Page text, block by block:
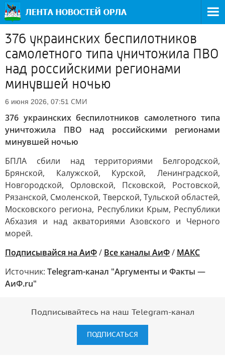
376 украинских беспилотников
самолетного типа уничтожила ПВО
над российскими регионами
минувшей ночью
6 июня 2026, 07:51 СМИ
376 украинских беспилотников самолетного типа
уничтожила ПВО над российскими регионами
минувшей ночью
БПЛА сбили над территориями Белгородской,
Брянской, Калужской, Курской, Ленинградской,
Новгородской, Орловской, Псковской, Ростовской,
Рязанской, Смоленской, Тверской, Тульской областей,
Московского региона, Республики Крым, Республики
Абхазия и над акваториями Азовского и Черного
морей.
Подписывайся на АиФ/ Все каналы АиФ/ MAКС
Источник: Telegram-канал "Аргументы и Факты —
АиФ.ru"
Подписывайтесь на наш Telegram-канал
ПОДПИСАТЬСЯ